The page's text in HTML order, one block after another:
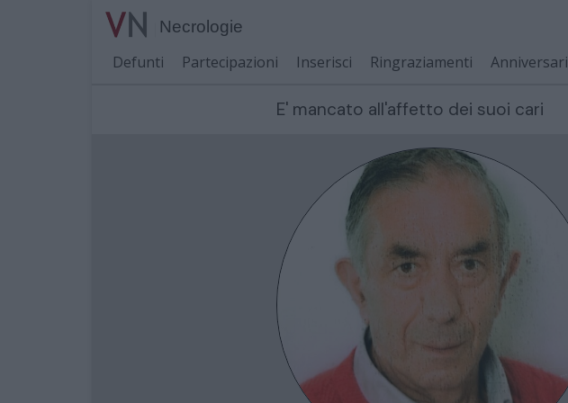
Necrologie
Defunti Partecipazioni Inserisci Ringraziamenti Anniversari
Cerca per nome o cognomeE' mancato all'affetto dei suoi cari